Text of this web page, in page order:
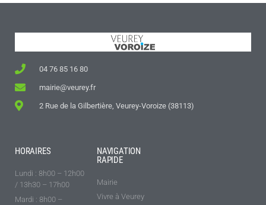
04 76 85 16 80
mairie@veurey.fr
2 Rue de la Gilbertière, Veurey-Voroize (38113)
HORAIRES
Lundi : 8h00 – 12h00
/ 13h30 – 17h00
Mardi : 8h00 –
NAVIGATION
RAPIDE
Mairie
Vivre à Veurey